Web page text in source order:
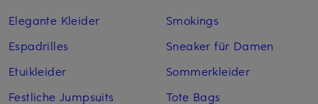
Elegante Kleider
Espadrilles
Etuikleider
Festliche Jumpsuits
Smokings
Sneaker für Damen
Sommerkleider
Tote Bags